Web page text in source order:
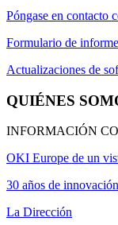
Póngase en contacto
Formulario de
Actualizaciones de
QUIÉNES
INFORMACIÓN
OKI Europe de un
30 años de innovación
La Dirección